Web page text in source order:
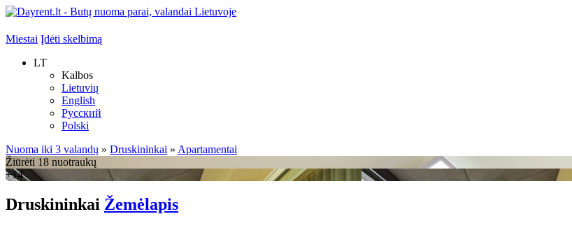
Miestai Įdėti skelbimą
LT
Kalbos
Lietuvių
English
Русский
Polski
Nuoma iki 3 valandų » Druskininkai » Apartamentai
Žiūrėti 18 nuotraukų
+14
Druskininkai Žemėlapis